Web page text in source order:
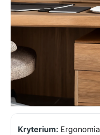
Ergonomia